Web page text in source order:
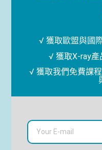
√ 獲取歐盟與國
√ 獲取X-ray產
√ 獲取我們免費課